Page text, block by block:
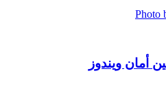
أمان ويندوز